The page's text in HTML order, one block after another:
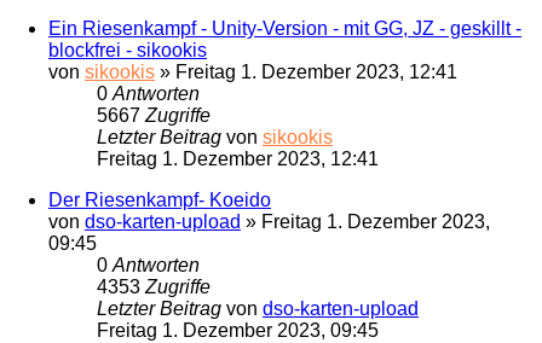
Ein Riesenkampf - Unity-Version - mit GG, JZ - geskillt -
blockfrei - sikookis
von sikookis » Freitag 1. Dezember 2023, 12:41
0Antworten
5667Zugriffe
Letzter Beitrag von sikookis
Freitag 1. Dezember 2023, 12:41
Der Riesenkampf- Koeido
von dso-karten-upload » Freitag 1. Dezember 2023,
09:45
0Antworten
4353Zugriffe
Letzter Beitrag von dso-karten-upload
Freitag 1. Dezember 2023, 09:45